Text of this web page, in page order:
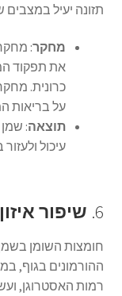
תזונה יעיל במצבים
מחקר
את תפקוד
כרונית.
על בריאות
תוצאה:
עיכול
6. שיפור
חומצות השומן בשמן
ההורמונים בגוף,
רמות האסטרוגן,